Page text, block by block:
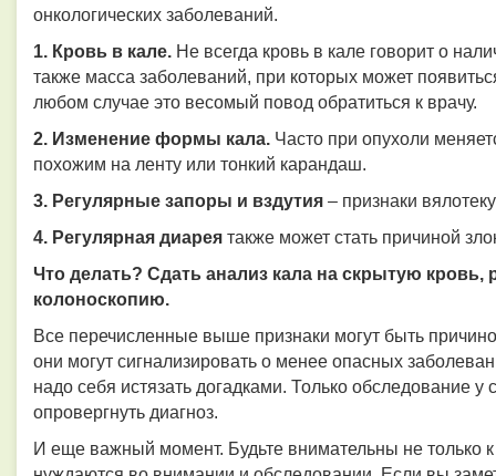
онкологических заболеваний.
1. Кровь в кале. Не всегда кровь в кале говорит о
также масса заболеваний, при которых может
любом случае это весомый повод обратиться к врачу.
2. Изменение формы кала. Часто при опухоли
похожим на ленту или тонкий карандаш.
3. Регулярные запоры и вздутия – признаки
4. Регулярная диарея также может стать причиной
Что делать? Сдать анализ кала на скрытую кровь,
колоноскопию.
Все перечисленные выше признаки могут быть
они могут сигнализировать о менее опасных
надо себя истязать догадками. Только обследование
опровергнуть диагноз.
И еще важный момент. Будьте внимательны не только